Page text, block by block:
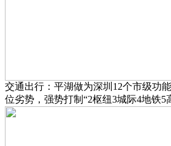
交通出行：平湖做为深圳12个市级功
位劣势，强势打制“2枢纽3城际4地铁5